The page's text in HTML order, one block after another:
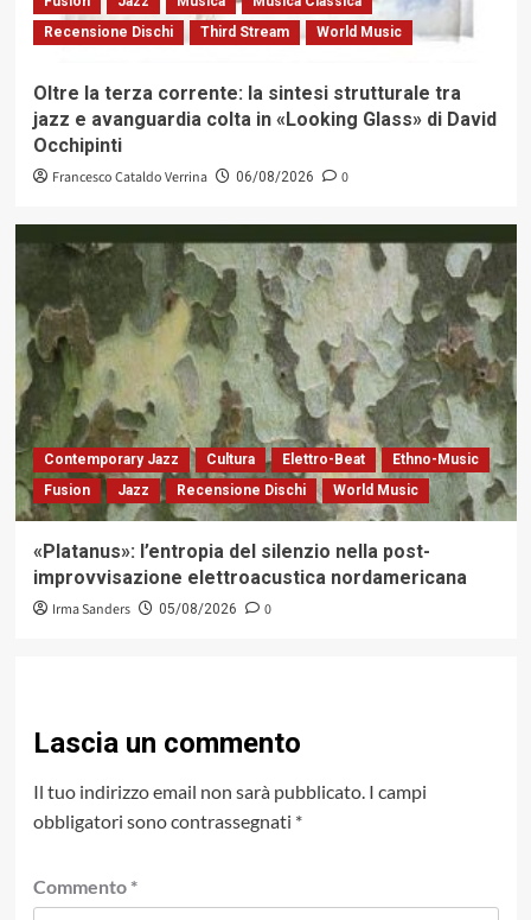
Recensione Dischi
Third Stream World Music
Oltre la terza corrente: la sintesi strutturale tra
jazz e avanguardia colta in «Looking Glass» di David
Occhipinti
Francesco Cataldo Verrina 06/08/2026 0
Contemporary Jazz Cultura Elettro-Beat
Ethno-Music
Fusion
Jazz Recensione Dischi World Music
«Platanus»: l’entropia del silenzio nella post-
improvvisazione elettroacustica nordamericana
Irma Sanders 05/08/2026 0
Lascia un commento
Il tuo indirizzo email non sarà pubblicato. I campi
obbligatori sono contrassegnati *
Commento *